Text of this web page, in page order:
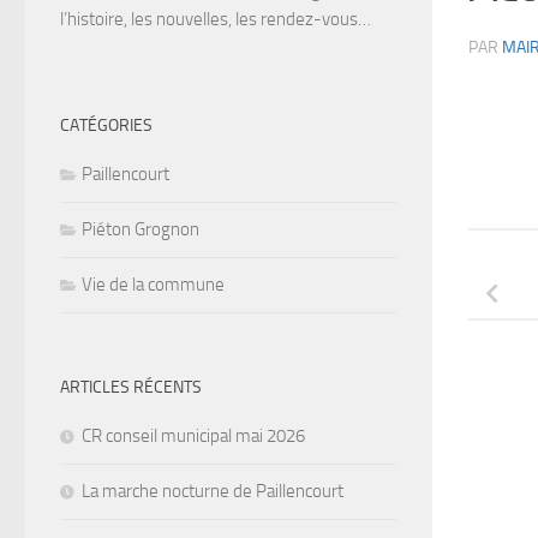
PAR
l’histoire, les nouvelles, les rendez-vous…
CATÉGORIES
Paillencourt
Piéton Grognon
Vie de la commune
ARTICLES RÉCENTS
CR conseil municipal mai 2026
La marche nocturne de Paillencourt